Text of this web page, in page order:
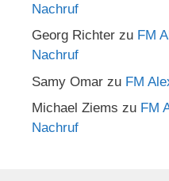
Nachruf
Georg Richter zu FM
Nachruf
Samy Omar zu FM
Michael Ziems zu FM
Nachruf